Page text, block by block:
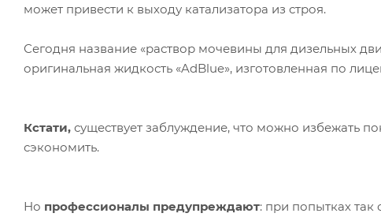
может привести к выходу катализатора из строя.
Сегодня название «раствор мочевины для дизельных
оригинальная жидкость «AdBlue», изготовленная по
Кстати, существует заблуждение, что можно избежать
сэкономить.
Но профессионалы предупреждают: при попытках так